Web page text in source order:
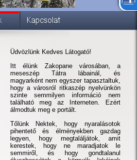
Üdvözlünk Kedves Látogató!
Itt élünk Zakopane városában, a
meseszép Tátra lábainál, és
magyarként nem egyszer tapasztaltuk,
hogy a városról ritkaszép nyelvünkön
szinte semmilyen információ nem
található meg az Interneten. Ezért
álmodtuk meg e portált.
Tőlünk Nektek, hogy nyaralásotok
pihentető és élményekben gazdag
legyen, hogy megtaláljátok, amit
kerestek, hogy ne maradjatok le
semmiről, és hogy gondtalanul